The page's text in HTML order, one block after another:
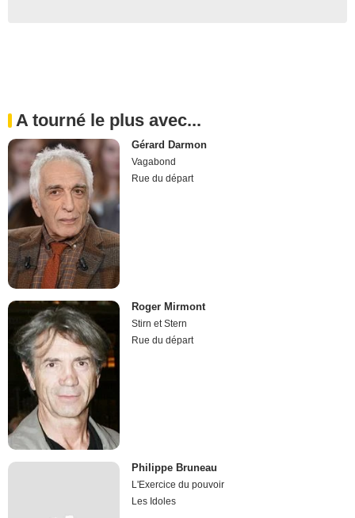
A tourné le plus avec...
Gérard Darmon
Vagabond
Rue du départ
Roger Mirmont
Stirn et Stern
Rue du départ
Philippe Bruneau
L'Exercice du pouvoir
Les Idoles